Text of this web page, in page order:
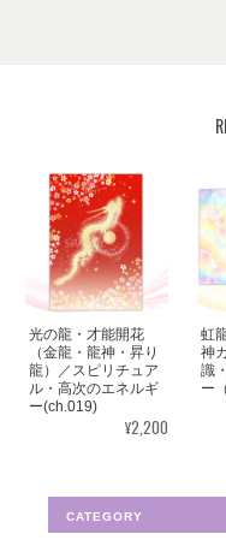
見ていると心が穏やかに
ありがとうございました
ます。
この
うご
よう
光の龍・才能開花
（金龍・龍神・昇り
龍）／スピリチュア
ル・高次のエネルギ
ー(ch.019)
¥2,200
虹
神
識
ー
CATEGORY